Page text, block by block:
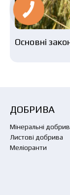
Основні
ДОБРИВА
Мінеральні
Листові добрива
Меліоранти